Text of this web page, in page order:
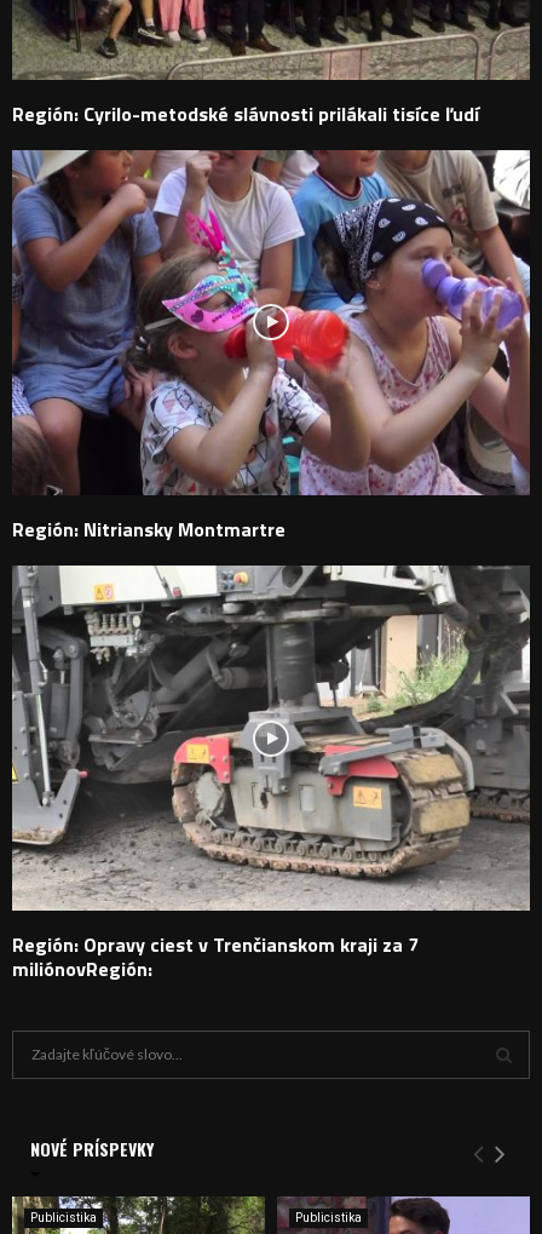
Región: Cyrilo-metodské slávnosti prilákali tisíce ľudí
Región: Nitriansky Montmartre
Región: Opravy ciest v Trenčianskom kraji za 7
miliónovRegión:
i
e
Y
H
NOVÉ PRÍSPEVKY
Publicistika Publicistika